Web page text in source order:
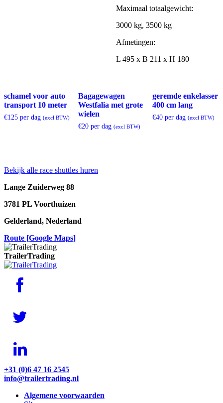
Maximaal totaalgewicht:
3000 kg, 3500 kg
Afmetingen:
L 495 x B 211 x H 180
schamel voor auto
transport 10 meter
€125 per dag (excl BTW)
Bagagewagen
Westfalia met grote
wielen
€20 per dag(excl BTW)
geremde enkelasser
400 cm lang
€40 per dag(excl BTW)
Bekijk alle race shuttles huren
Lange Zuiderweg 88
3781 PL Voorthuizen
Gelderland, Nederland
Route [Google Maps]
TrailerTrading
+31 (0)6 47 16 2545
info@trailertrading.nl
Algemene voorwaarden